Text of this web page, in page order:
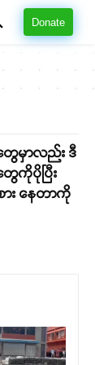
Donate
ေမှာလည်း ဒီ
ကိုပိုပြီး
ား နေတာကို